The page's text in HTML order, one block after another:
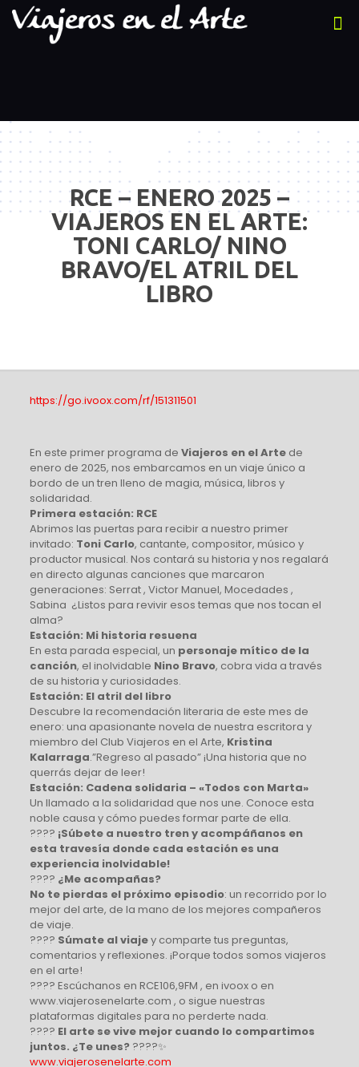
RCE – ENERO 2025 –
VIAJEROS EN EL ARTE:
TONI CARLO/ NINO
BRAVO/EL ATRIL DEL
LIBRO
https://go.ivoox.com/rf/151311501
En este primer programa de Viajeros en el Artede
enero de 2025, nos embarcamos en un viaje único a
bordo de un tren lleno de magia, música, libros y
solidaridad.
Primera estación: RCE
Abrimos las puertas para recibir a nuestro primer
invitado: Toni Carlo, cantante, compositor, músico y
productor musical. Nos contará su historia y nos regalará
en directo algunas canciones que marcaron
generaciones: Serrat , Victor Manuel, Mocedades ,
Sabina ¿Listos para revivir esos temas que nos tocan el
alma?
Estación: Mi historia resuena
En esta parada especial, un personaje mítico de la
canción, el inolvidable Nino Bravo, cobra vida a través
de su historia y curiosidades.
Estación: El atril del libro
Descubre la recomendación literaria de este mes de
enero: una apasionante novela de nuestra escritora y
miembro del Club Viajeros en el Arte, Kristina
Kalarraga.”Regreso al pasado” ¡Una historia que no
querrás dejar de leer!
Estación: Cadena solidaria – «Todos con Marta»
Un llamado a la solidaridad que nos une. Conoce esta
noble causa y cómo puedes formar parte de ella.
???? ¡Súbete a nuestro tren y acompáñanos en
esta travesía donde cada estación es una
experiencia inolvidable!
???? ¿Me acompañas?
No te pierdas el próximo episodio: un recorrido por lo
mejor del arte, de la mano de los mejores compañeros
de viaje.
???? Súmate al viajey comparte tus preguntas,
comentarios y reflexiones. ¡Porque todos somos viajeros
en el arte!
???? Escúchanos en RCE106,9FM , en ivoox o en
www.viajerosenelarte.com , o sigue nuestras
plataformas digitales para no perderte nada.
???? El arte se vive mejor cuando lo compartimos
juntos. ¿Te unes?????✨
www.viajerosenelarte.com